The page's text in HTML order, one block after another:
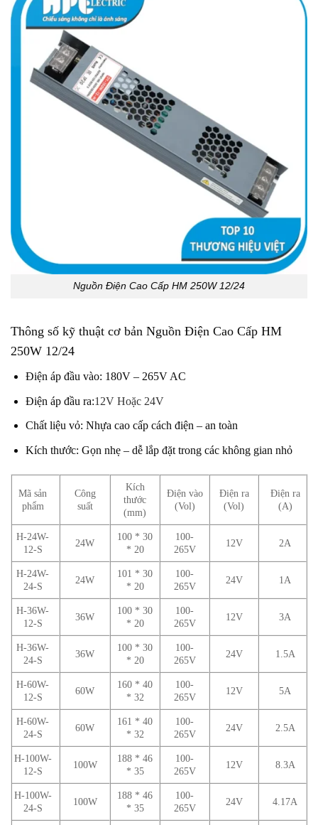
Nguồn Điện Cao Cấp HM 250W 12/24
Thông số kỹ thuật cơ bản Nguồn Điện Cao Cấp HM
250W 12/24
Điện áp đầu vào: 180V – 265V AC
Điện áp đầu ra:12V Hoặc 24V
Chất liệu vỏ: Nhựa cao cấp cách điện – an toàn
Kích thước: Gọn nhẹ – dễ lắp đặt trong các không gian nhỏ
Mã sản
phẩm
Công
suất
Kích
thước
(mm)
Điện vào
(Vol)
Điện ra
(Vol)
Điện ra
(A)
H-24W-
12-S
24W
100 * 30
* 20
100-
265V
12V 2A
H-24W-
24-S
24W
101 * 30
* 20
100-
265V
24V 1A
H-36W-
12-S
36W
100 * 30
* 20
100-
265V
12V 3A
H-36W-
24-S
36W
100 * 30
* 20
100-
265V
24V 1.5A
H-60W-
12-S
60W
160 * 40
* 32
100-
265V
12V 5A
H-60W-
24-S
60W
161 * 40
* 32
100-
265V
24V 2.5A
H-100W-
12-S
100W
188 * 46
* 35
100-
265V
12V 8.3A
H-100W-
24-S
100W
188 * 46
* 35
100-
265V
24V 4.17A